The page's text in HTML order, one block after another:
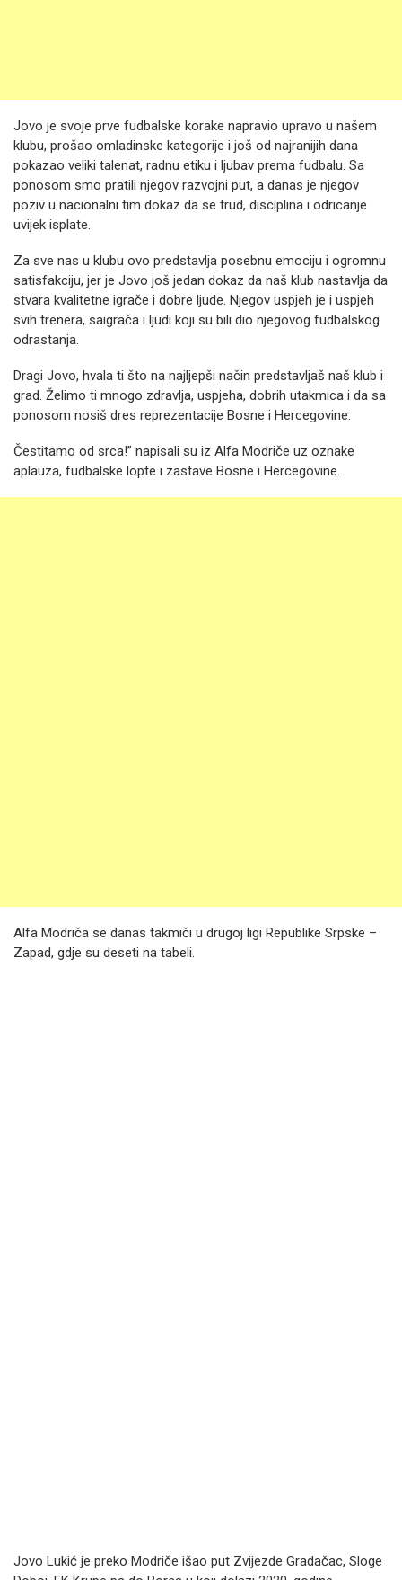
Jovo je svoje prve fudbalske korake napravio upravo u našem
klubu, prošao omladinske kategorije i još od najranijih dana
pokazao veliki talenat, radnu etiku i ljubav prema fudbalu. Sa
ponosom smo pratili njegov razvojni put, a danas je njegov
poziv u nacionalni tim dokaz da se trud, disciplina i odricanje
uvijek isplate.
Za sve nas u klubu ovo predstavlja posebnu emociju i ogromnu
satisfakciju, jer je Jovo još jedan dokaz da naš klub nastavlja da
stvara kvalitetne igrače i dobre ljude. Njegov uspjeh je i uspjeh
svih trenera, saigrača i ljudi koji su bili dio njegovog fudbalskog
odrastanja.
Dragi Jovo, hvala ti što na najljepši način predstavljaš naš klub i
grad. Želimo ti mnogo zdravlja, uspjeha, dobrih utakmica i da sa
ponosom nosiš dres reprezentacije Bosne i Hercegovine.
Čestitamo od srca!” napisali su iz Alfa Modriče uz oznake
aplauza, fudbalske lopte i zastave Bosne i Hercegovine.
Alfa Modriča se danas takmiči u drugoj ligi Republike Srpske –
Zapad, gdje su deseti na tabeli.
Jovo Lukić je preko Modriče išao put Zvijezde Gradačac, Sloge